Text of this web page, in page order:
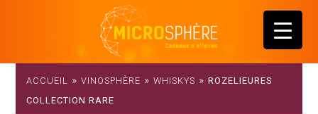
ACCUEIL »VINOSPHÈRE »WHISKYS »ROZELIEURES
COLLECTION RARE